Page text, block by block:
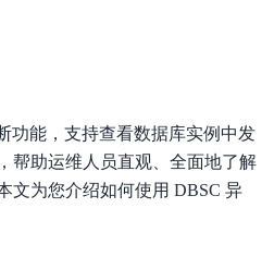
功能，支持查看数据库实例中发
帮助运维人员直观、全面地了解
文为您介绍如何使用 DBSC 异